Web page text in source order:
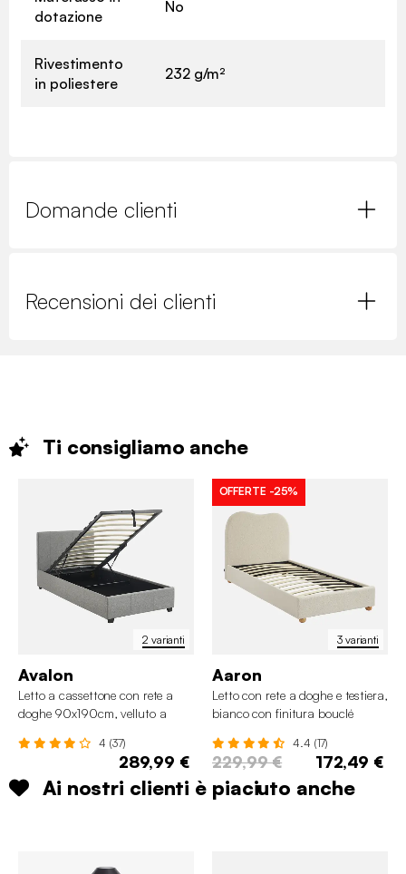
dotazione
No
Rivestimento
in poliestere
232 g/m²
Domande clienti
Recensioni dei clienti
Ti consigliamo anche
2 varianti
Avalon
Letto a cassettone con rete a
doghe 90x190cm, velluto a
4 (37)
289,99 €
3 varianti
OFFERTE -25%
Aaron
Letto con rete a doghe e testiera,
bianco con finitura bouclé
4.4 (17)
229,99 € 172,49 €
Ai nostri clienti è piaciuto anche